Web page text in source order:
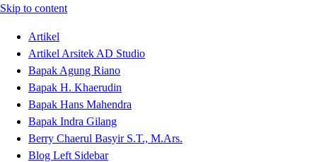
Skip to content
Artikel
Artikel Arsitek AD Studio
Bapak Agung Riano
Bapak H. Khaerudin
Bapak Hans Mahendra
Bapak Indra Gilang
Berry Chaerul Basyir S.T., M.Ars.
Blog Left Sidebar